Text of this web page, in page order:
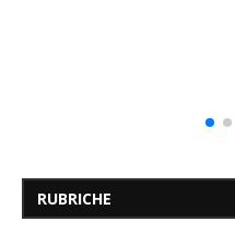
RUBRICHE